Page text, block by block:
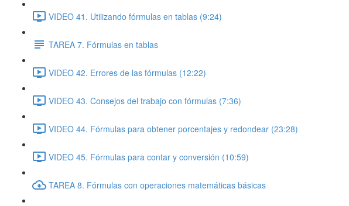
VIDEO 41. Utilizando fórmulas en tablas (9:24)
TAREA 7. Fórmulas en tablas
VIDEO 42. Errores de las fórmulas (12:22)
VIDEO 43. Consejos del trabajo con fórmulas (7:36)
VIDEO 44. Fórmulas para obtener porcentajes y redondear (23:28)
VIDEO 45. Fórmulas para contar y conversión (10:59)
TAREA 8. Fórmulas con operaciones matemáticas básicas